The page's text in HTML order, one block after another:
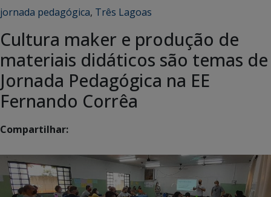
jornada pedagógica, Três Lagoas
Cultura maker e produção de
materiais didáticos são temas de
Jornada Pedagógica na EE
Fernando Corrêa
Compartilhar: